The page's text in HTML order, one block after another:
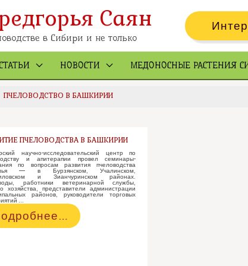
Саян
в Сибири и не только
НОВОСТИ МЕДОНОСНЫЕ РАСТЕНИЯ
ПЧЕЛОВОДСТВО В БАШКИРИИ
ПЧЕЛОВОДСТВА В БАШКИРИИ
научно-исследовательский центр по
и апитерапии провел семинары-
по вопросам развития пчеловодства
— в Бурзянском, Учалинском,
и Зианчуринском районах.
работники ветеринарной службы,
хозяйства, представители администрации
районов, руководители торговых
…